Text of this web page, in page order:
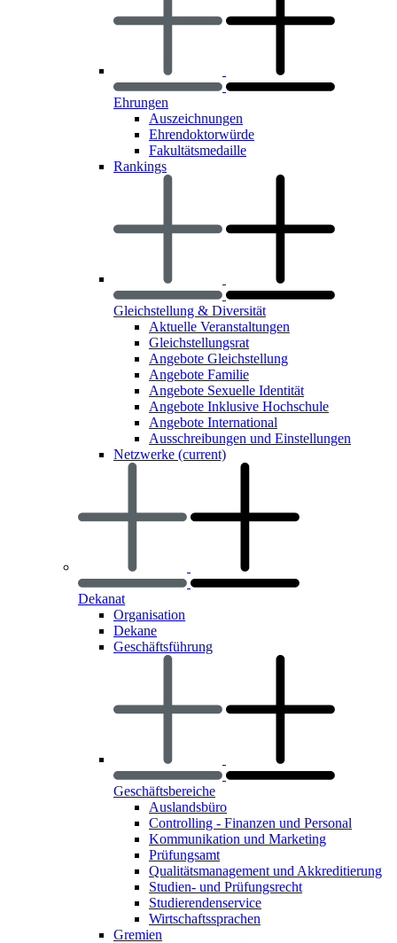
Ehrungen
Auszeichnungen
Ehrendoktorwürde
Fakultätsmedaille
Rankings
Gleichstellung & Diversität
Aktuelle Veranstaltungen
Gleichstellungsrat
Angebote Gleichstellung
Angebote Familie
Angebote Sexuelle Identität
Angebote Inklusive Hochschule
Angebote International
Ausschreibungen und Einstellungen
Netzwerke (current)
Dekanat
Organisation
Dekane
Geschäftsführung
Geschäftsbereiche
Auslandsbüro
Controlling - Finanzen und Personal
Kommunikation und Marketing
Prüfungsamt
Qualitätsmanagement und Akkreditierung
Studien- und Prüfungsrecht
Studierendenservice
Wirtschaftssprachen
Gremien